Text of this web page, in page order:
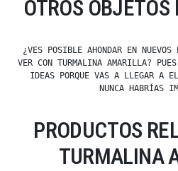
OTROS OBJETOS
¿VES POSIBLE AHONDAR EN NUEVOS
VER CON TURMALINA AMARILLA?
IDEAS PORQUE VAS A LLEGAR A
NUNCA HABRÍAS
PRODUCTOS
TURMALINA